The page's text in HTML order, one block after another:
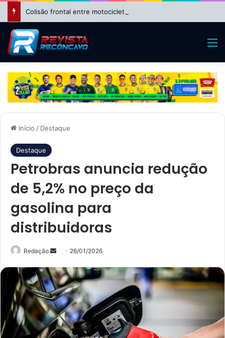
Início / Destaque
Destaque
Petrobras anuncia redução
de 5,2% no preço da
gasolina para
distribuidoras
Redação
Mande
e-
mail
26/01/2026